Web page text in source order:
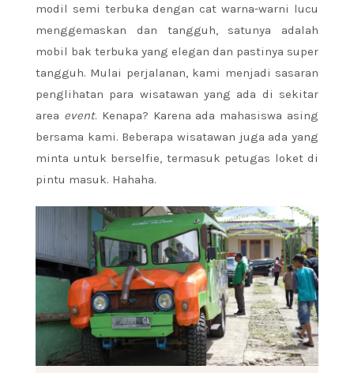
modil semi terbuka dengan cat warna-warni lucu
menggemaskan dan tangguh, satunya adalah
mobil bak terbuka yang elegan dan pastinya super
tangguh. Mulai perjalanan, kami menjadi sasaran
penglihatan para wisatawan yang ada di sekitar
area event. Kenapa? Karena ada mahasiswa asing
bersama kami. Beberapa wisatawan juga ada yang
minta untuk berselfie, termasuk petugas loket di
pintu masuk. Hahaha.